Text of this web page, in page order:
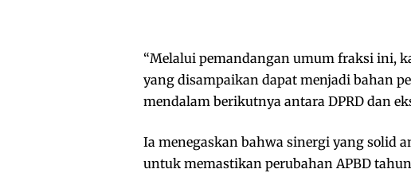
“Melalui pemandangan umum fraksi ini,
yang disampaikan dapat menjadi bahan
mendalam berikutnya antara DPRD dan
Ia menegaskan bahwa sinergi yang solid
untuk memastikan perubahan APBD